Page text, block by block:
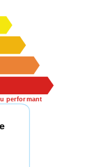
performant